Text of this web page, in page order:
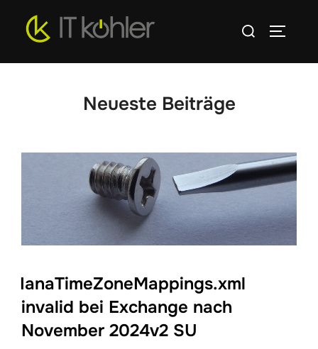
Inhalt
Suchen
Neueste Beiträge
IanaTimeZoneMappings.xml
invalid bei Exchange nach
November 2024v2 SU